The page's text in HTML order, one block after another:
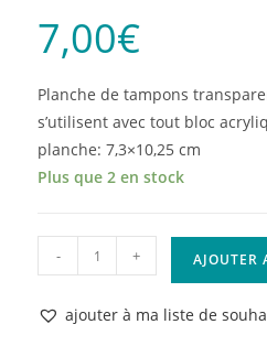
7,00€
Planche de tampons
s’utilisent avec tout bloc
planche: 7,3×10,25 cm
Plus que 2 en stock
quantité
de
Tampon
clear
- + AJOUTER
ajouter à ma liste de